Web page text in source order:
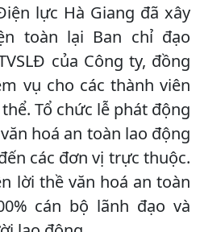
lực Hà Giang đã xây
toàn lại Ban chỉ đạo
của Công ty, đồng
vụ cho các thành viên
Tổ chức lễ phát động
hoá an toàn lao động
các đơn vị trực thuộc.
lời thề văn hoá an toàn
cán bộ lãnh đạo và